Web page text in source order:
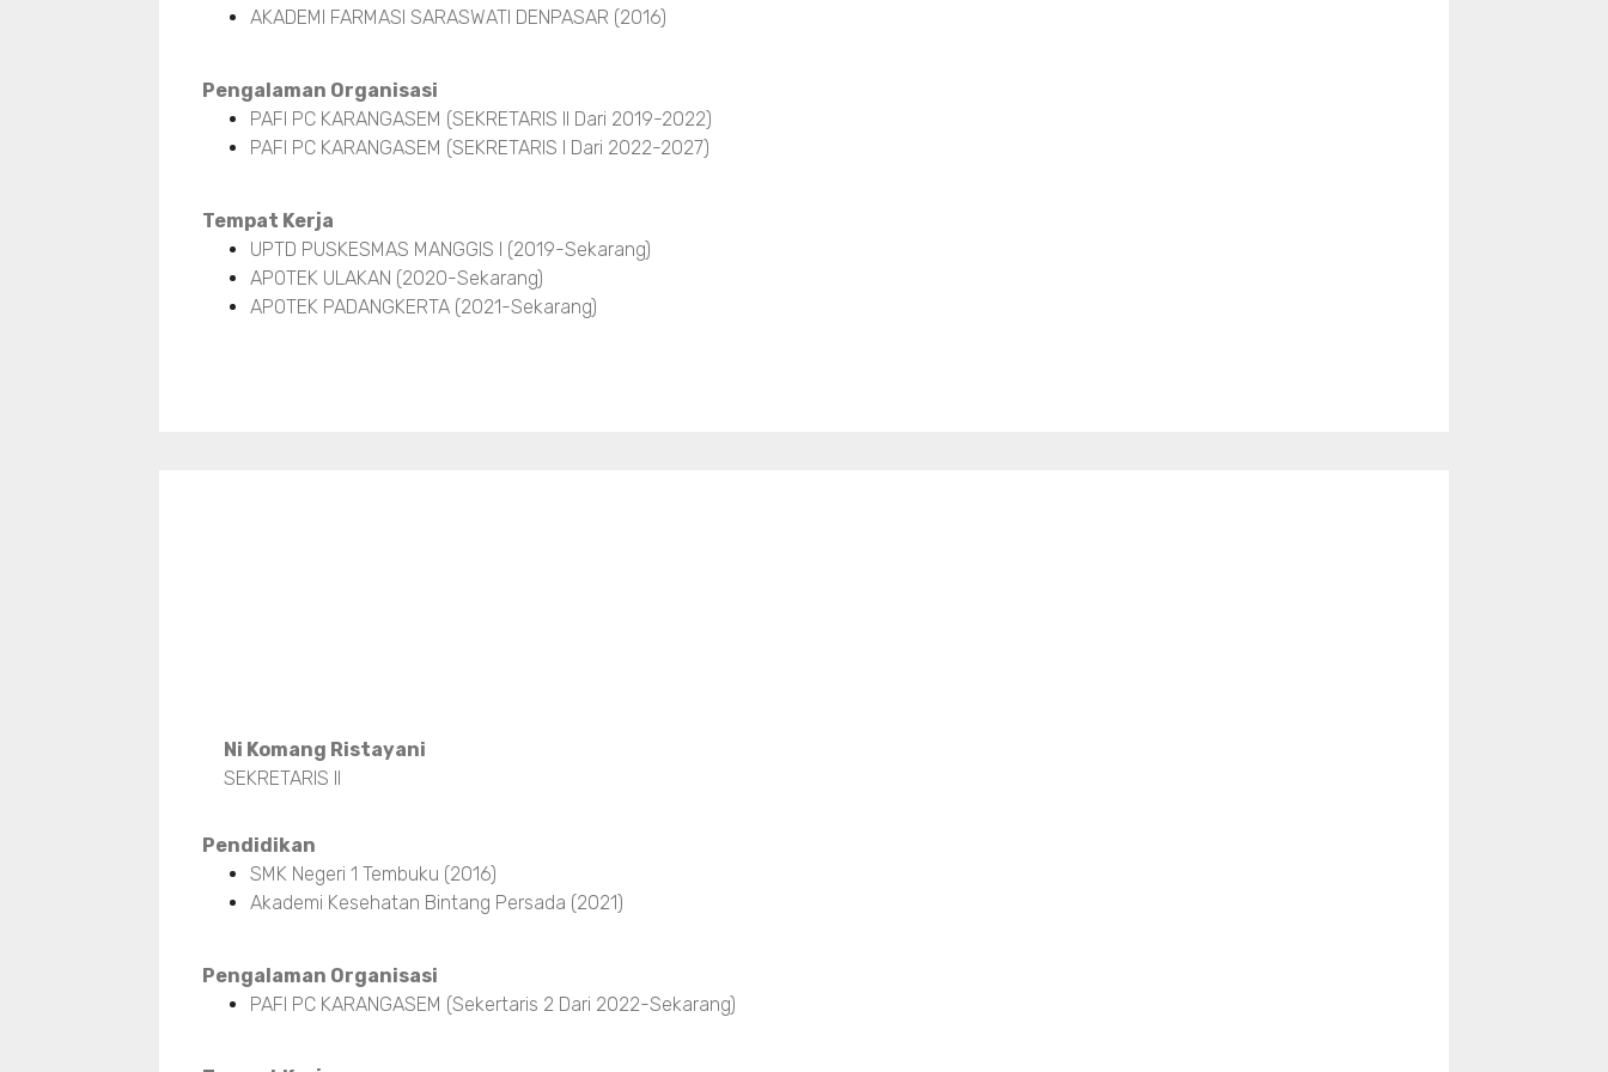
AKADEMI FARMASI SARASWATI DENPASAR (2016)
Pengalaman Organisasi
PAFI PC KARANGASEM (SEKRETARIS II Dari 2019-2022)
PAFI PC KARANGASEM (SEKRETARIS I Dari 2022-2027)
Tempat Kerja
UPTD PUSKESMAS MANGGIS I (2019-Sekarang)
APOTEK ULAKAN (2020-Sekarang)
APOTEK PADANGKERTA (2021-Sekarang)
Ni Komang Ristayani
SEKRETARIS II
Pendidikan
SMK Negeri 1 Tembuku (2016)
Akademi Kesehatan Bintang Persada (2021)
Pengalaman Organisasi
PAFI PC KARANGASEM (Sekertaris 2 Dari 2022-Sekarang)